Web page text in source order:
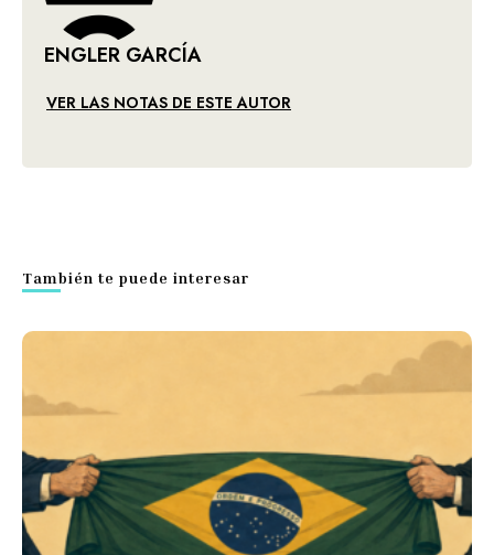
ENGLER GARCÍA
VER LAS NOTAS DE ESTE AUTOR
También te puede interesar